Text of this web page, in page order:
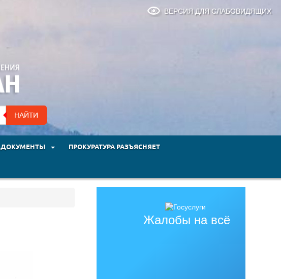
ВЕРСИЯ ДЛЯ СЛАБОВИДЯЩИХ
НАЙТИ
ДОКУМЕНТЫ ПРОКУРАТУРА РАЗЪЯСНЯЕТ
Жалобы на всё